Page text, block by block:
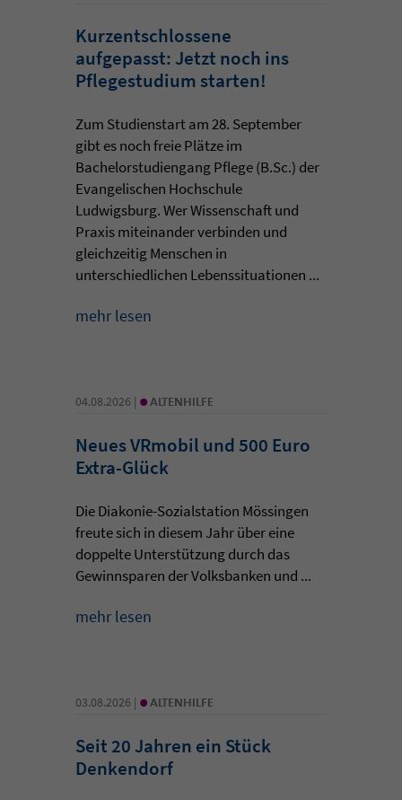
Kurzentschlossene
aufgepasst: Jetzt noch ins
Pflegestudium starten!
Zum Studienstart am 28. September
gibt es noch freie Plätze im
Bachelorstudiengang Pflege (B.Sc.) der
Evangelischen Hochschule
Ludwigsburg. Wer Wissenschaft und
Praxis miteinander verbinden und
gleichzeitig Menschen in
unterschiedlichen Lebenssituationen ...
mehr lesen
04.08.2026 | • ALTENHILFE
Neues VRmobil und 500 Euro
Extra-Glück
Die Diakonie-Sozialstation Mössingen
freute sich in diesem Jahr über eine
doppelte Unterstützung durch das
Gewinnsparen der Volksbanken und ...
mehr lesen
03.08.2026 | • ALTENHILFE
Seit 20 Jahren ein Stück
Denkendorf